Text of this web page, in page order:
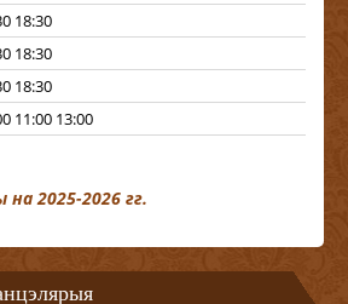
18:30
18:30
18:30
11:00 13:00
на 2025-2026 гг.